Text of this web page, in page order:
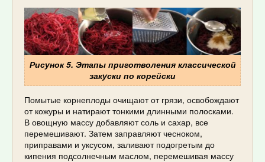
Рисунок 5. Этапы приготволения классической
закуски по корейски
Помытые корнеплоды очищают от грязи, освобождают
от кожуры и натирают тонкими длинными полосками.
В овощную массу добавляют соль и сахар, все
перемешивают. Затем заправляют чесноком,
приправами и уксусом, заливают подогретым до
кипения подсолнечным маслом, перемешивая массу